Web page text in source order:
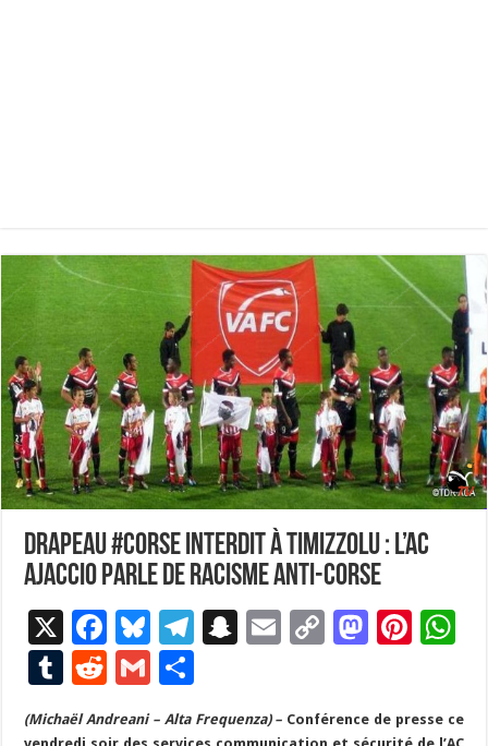
Drapeau #corse interdit à Timizzolu : l’AC
Ajaccio parle de racisme anti-corse
X
F
ac
e
b
Bl
u
es
ky
T
gr
S
p
E
l
C
y
M
d
Pi
es
T
u
m
R
e
d
G
m
ai
ar
ta
(Michaël Andreani – Alta Frequenza) – Conférence de presse ce